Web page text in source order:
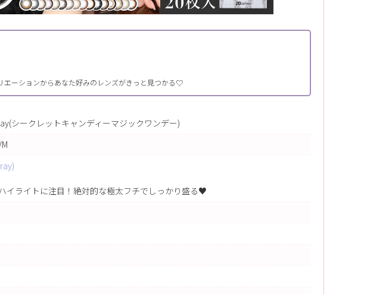
エーションからあなた好みのレンズがきっと見つかる♡
シークレットキャンディーマジックワンデー)
イライトに注目！絶対的な極太フチでしっかり盛る♥